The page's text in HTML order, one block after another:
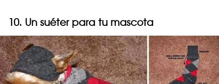
10. Un suéter para tu mascota